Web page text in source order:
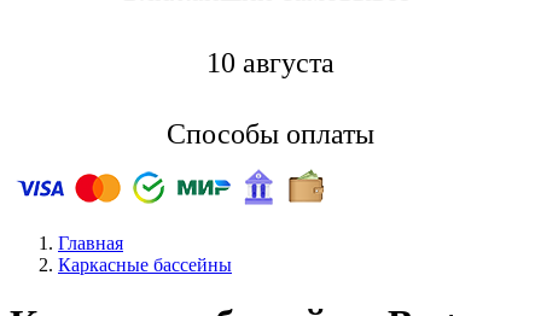
10 августа
Способы оплаты
Главная
Каркасные бассейны